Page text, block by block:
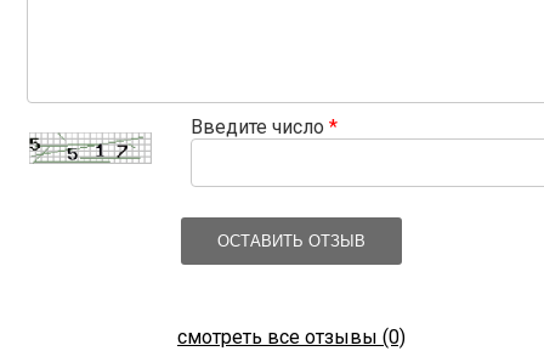
Введите число *
ОСТАВИТЬ ОТЗЫВ
смотреть все отзывы (0)